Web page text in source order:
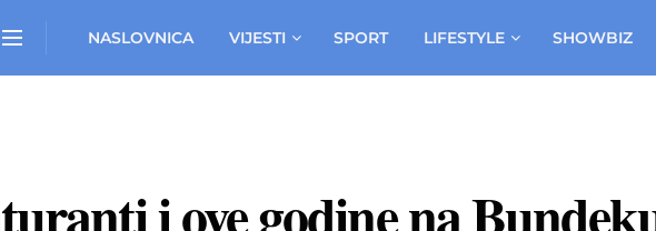
NASLOVNICA VIJESTI SPORT LIFESTYLE SHOWBIZ
i ove godine na